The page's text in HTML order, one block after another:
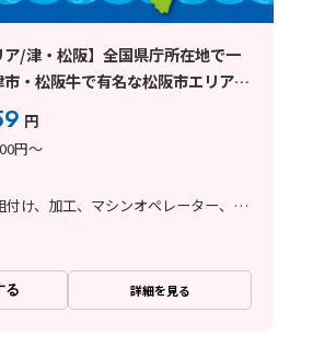
ア/津・松阪】全国県庁所在地で一
・松阪牛で有名な松阪市エリアで
円
円～
検査、組立・組付け、加工、マシンオペレーター、クリーンルーム、品質管理、ライン作業
る 詳細を見る